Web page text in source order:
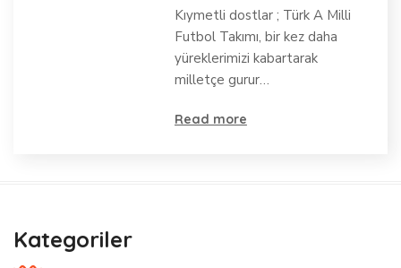
Kıymetli dostlar ; Türk A Milli
Futbol Takımı, bir kez daha
yüreklerimizi kabartarak
milletçe gurur…
Read more
Kategoriler